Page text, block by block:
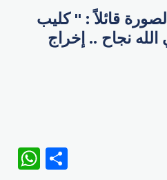
قائلاً : " كليب
الله نجاح .. إخراج
WhatsApp